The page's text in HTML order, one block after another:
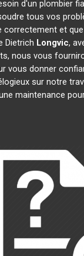
d'un plombier
tous vos
et
Dietrich Longvic,
nous vous
donner
sur notre
maintenance